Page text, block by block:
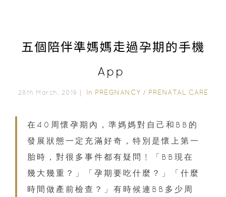
五個陪伴準媽媽走過孕期的手機
App
28th March, 2019｜ In PREGNANCY / PRENATAL CARE
在40周懷孕期內，準媽媽對自己和BB的
發展狀態一定充滿好奇，特別是懷上第一
胎時，對很多事件都有疑問﹗「BB現在
幾大幾重？」「孕期要吃什麼？」「什麼
時間做產前檢查？」有時候連BB多少周